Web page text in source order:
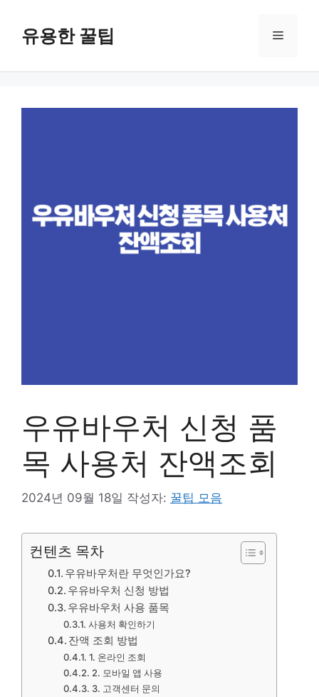
유용한 꿀팁 메
우유바우처 신청 품
목 사용처 잔액조회
2024년 09월 18일 작성자: 꿀팁 모음
컨텐츠 목차
우유바우처란 무엇인가요?
우유바우처 신청 방법
우유바우처 사용 품목
사용처 확인하기
잔액 조회 방법
1. 온라인 조회
2. 모바일 앱 사용
3. 고객센터 문의